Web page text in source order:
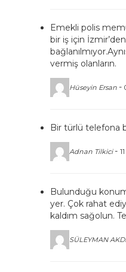
Emekli polis
bir iş için
vermiş olanların.
Hüseyin Ersan -
Bir türlü telefona
Adnan Tilkici -
Bulunduğu
yer. Çok rahat
kaldım sağolun.
SÜLEYMAN